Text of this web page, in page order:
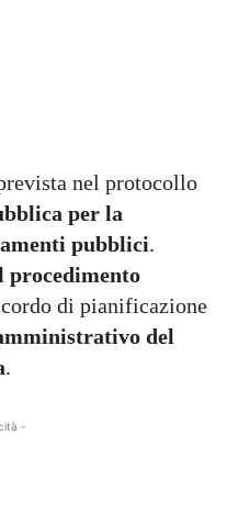
nel protocollo
per la
pubblici.
procedimento
di pianificazione
del
.
-